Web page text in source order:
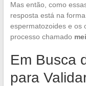
Mas então, como
resposta está na
espermatozoides e os
processo chamado
Em Busca
para